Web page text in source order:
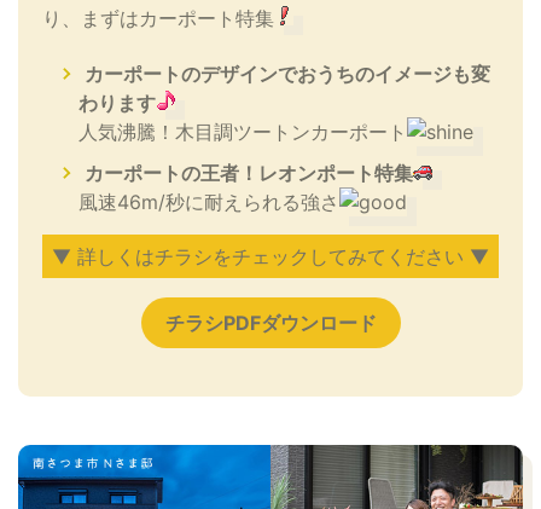
り、まずはカーポート特集
カーポートのデザインでおうちのイメージも変
わります
人気沸騰！木目調ツートンカーポート
カーポートの王者！レオンポート特集
風速46m/秒に耐えられる強さ
▼ 詳しくはチラシをチェックしてみてください ▼
チラシPDFダウンロード